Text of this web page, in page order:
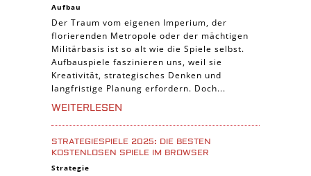
Aufbau
Der Traum vom eigenen Imperium, der
florierenden Metropole oder der mächtigen
Militärbasis ist so alt wie die Spiele selbst.
Aufbauspiele faszinieren uns, weil sie
Kreativität, strategisches Denken und
langfristige Planung erfordern. Doch...
WEITERLESEN
STRATEGIESPIELE 2025: DIE BESTEN
KOSTENLOSEN SPIELE IM BROWSER
Strategie